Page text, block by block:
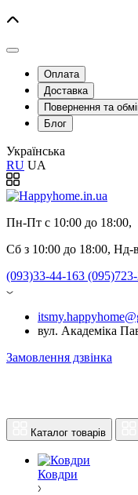
Оплата
Доставка
Повернення та
Блог
Українська
RU UA
Пн-Пт с 10:00 до 18:00,
Сб з 10:00 до 18:00, Нд-
(093)33-44-163
вул. Академіка
Замовлення дзвінка
Каталог товарів
Ковдри